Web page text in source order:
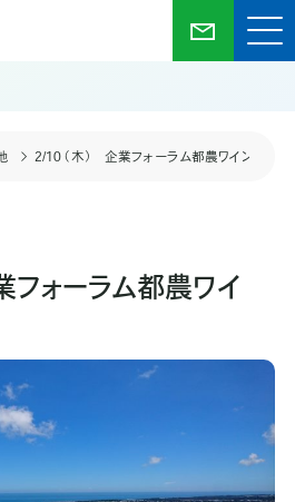
2/10（木） 企業フォーラム都農ワイン 開催
ォーラム都農ワイ